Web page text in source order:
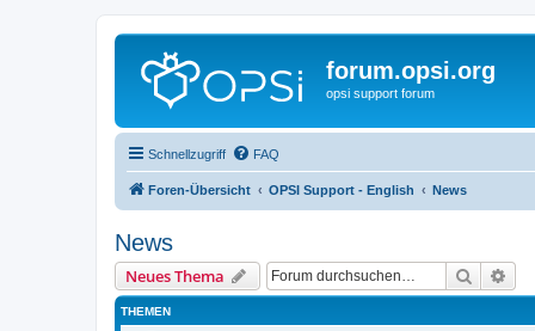
forum.opsi.org
opsi support forum
Schnellzugriff FAQ
Foren-Übersicht OPSI Support - English News
News
Neues Thema Suche
THEMEN